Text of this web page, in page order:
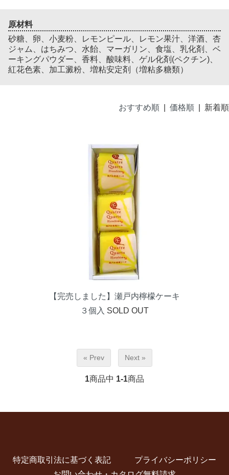
原材料
砂糖、卵、小麦粉、レモンピール、レモン果汁、洋酒、杏
ジャム、はちみつ、水飴、マーガリン、食塩、乳化剤、ベ
ーキングパウダー、香料、酸味料、ゲル化剤(ペクチン)、
紅花色素、加工澱粉、増粘安定剤（増粘多糖類）
おすすめ順 価格順 | 新着順
【完売しました】瀬戸内檸檬ケーキ
３個入 SOLD OUT
« Prev Next »
1商品中 1-1商品
特定商取引法に基づく表記
プライバシーポリシー